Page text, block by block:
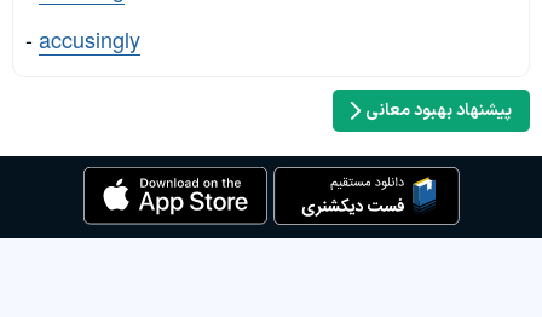
-accusingly
پیشنهاد بهبود معانی